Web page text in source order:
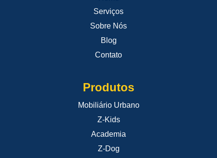
Serviços
Sobre Nós
Blog
Contato
Produtos
Mobiliário Urbano
Z-Kids
Academia
Z-Dog